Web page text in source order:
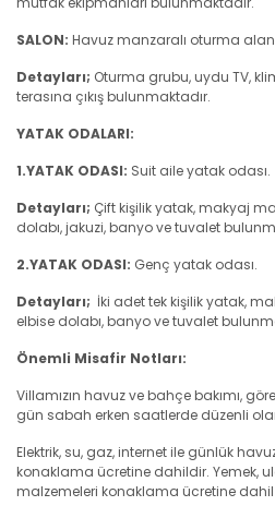
SALON: Havuz manzaralı oturma
Detayları; Oturma grubu, uydu TV,
terasına çıkış bulunmaktadır.
YATAK ODALARI:
1.YATAK ODASI: Suit aile yatak odası.
Detayları; Çift kişilik yatak, makyaj
dolabı, jakuzi, banyo ve tuvalet
2.YATAK ODASI: Genç yatak odası.
Detayları; İki adet tek kişilik yatak,
elbise dolabı, banyo ve tuvalet
Önemli Misafir Notları:
Villamızın havuz ve bahçe bakımı,
gün sabah erken saatlerde düzenli
Elektrik, su, gaz, internet ile günlük
konaklama ücretine dahildir. Yemek,
malzemeleri konaklama ücretine